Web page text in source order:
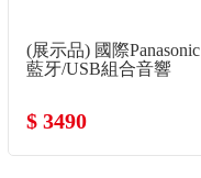
(展示品) 國際Panasonic
藍牙/USB組合音響
$ 3490